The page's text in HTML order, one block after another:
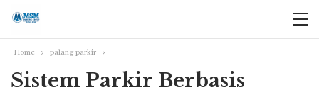
Home palang parkir
Sistem Parkir Berbasis